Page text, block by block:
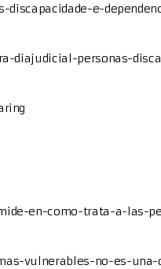
discapacidade-e-
diajudicial-personas-
en-como-trata-a-las-
vulnerables-no-es-